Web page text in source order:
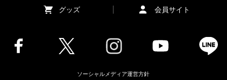
グッズ 会員サイト
ソーシャルメディア運営方針